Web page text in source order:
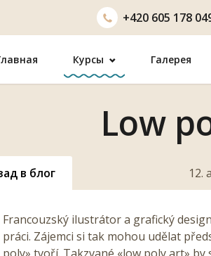
+420 605 178
Курсы Галерея
Low
12.
в блог
Francouzský ilustrátor a grafický
práci. Zájemci si tak mohou udělat